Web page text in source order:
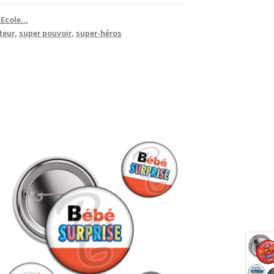
, super pouvoir, super-héros